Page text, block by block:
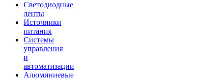
Светодиодные
ленты
Источники
питания
Системы
управления
и
автоматизации
Алюминиевые